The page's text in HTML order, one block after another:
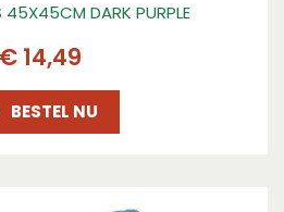
45X45CM DARK PURPLE
€ 14,49
BESTEL NU